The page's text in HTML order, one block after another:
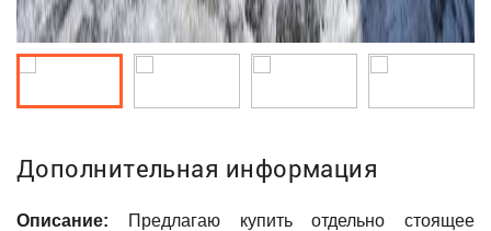
Дополнительная информация
Описание: Предлагаю купить отдельно стоящее